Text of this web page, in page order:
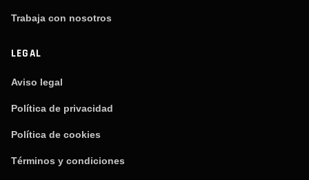
Trabaja con nosotros
LEGAL
Aviso legal
Política de privacidad
Política de cookies
Términos y condiciones